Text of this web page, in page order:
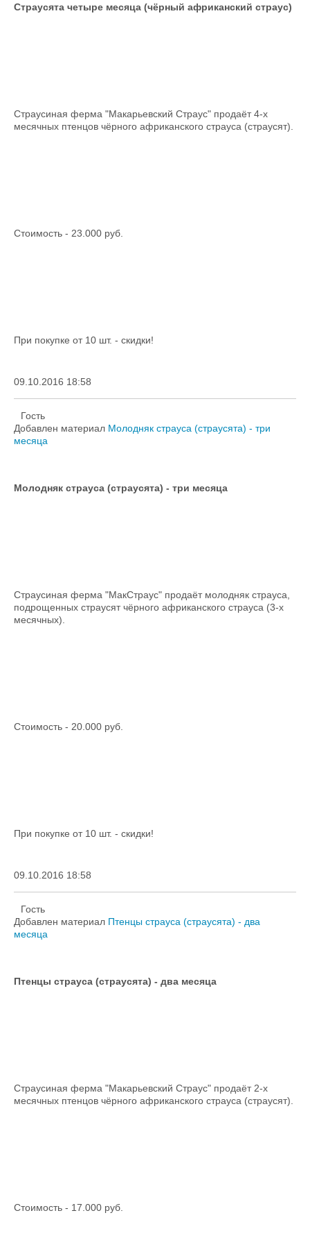
Страусята четыре месяца (чёрный африканский страус)
Страусиная ферма "Макарьевский Страус" продаёт 4-х
месячных птенцов чёрного африканского страуса (страусят).
Стоимость - 23.000 руб.
При покупке от 10 шт. - скидки!
09.10.2016 18:58
Гость
Добавлен материал Молодняк страуса (страусята) - три
месяца
Молодняк страуса (страусята) - три месяца
Страусиная ферма "МакСтраус" продаёт молодняк страуса,
подрощенных страусят чёрного африканского страуса (3-х
месячных).
Стоимость - 20.000 руб.
При покупке от 10 шт. - скидки!
09.10.2016 18:58
Гость
Добавлен материал Птенцы страуса (страусята) - два
месяца
Птенцы страуса (страусята) - два месяца
Страусиная ферма "Макарьевский Страус" продаёт 2-х
месячных птенцов чёрного африканского страуса (страусят).
Стоимость - 17.000 руб.